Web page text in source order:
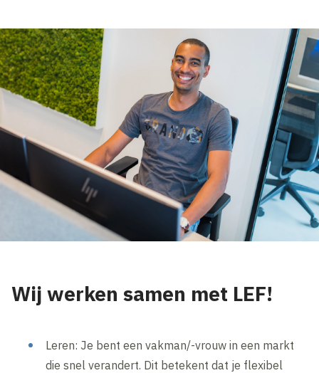
Wij werken samen met LEF!
Leren: Je bent een vakman/-vrouw in een markt
die snel verandert. Dit betekent dat je flexibel